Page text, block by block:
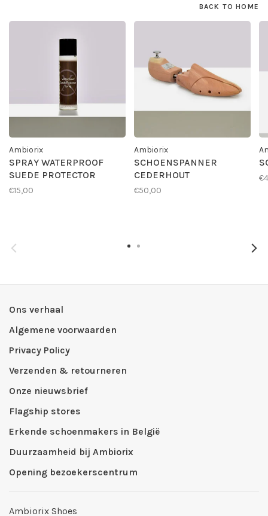
BACK TO HOME
Ambiorix
SPRAY WATERPROOF
SUEDE PROTECTOR
€15,00
Ambiorix
SCHOENSPANNER
CEDERHOUT
€50,00
Ons verhaal
Algemene voorwaarden
Privacy Policy
Verzenden & retourneren
Onze nieuwsbrief
Flagship stores
Erkende schoenmakers in België
Duurzaamheid bij Ambiorix
Opening bezoekerscentrum
Ambiorix Shoes